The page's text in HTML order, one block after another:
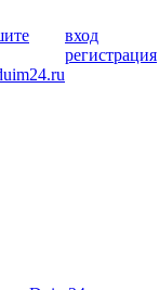
вход
регистрация